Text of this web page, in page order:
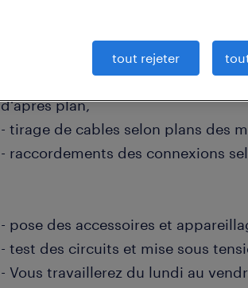
raccordements électriques d'après
- vous savez lire un plan en 3D, en
- pose de chemin de cables,
d'après plan,
- tirage de cables selon plans des
- raccordements des connexions
- pose des accessoires et
- test des circuits et mise sous
- Vous travaillerez du lundi au
tout rejeter